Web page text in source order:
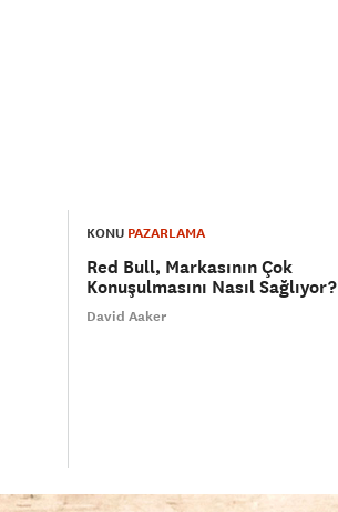
KONU PAZARLAMA
Red Bull, Markasının Çok
Konuşulmasını Nasıl Sağlıyor?
David Aaker